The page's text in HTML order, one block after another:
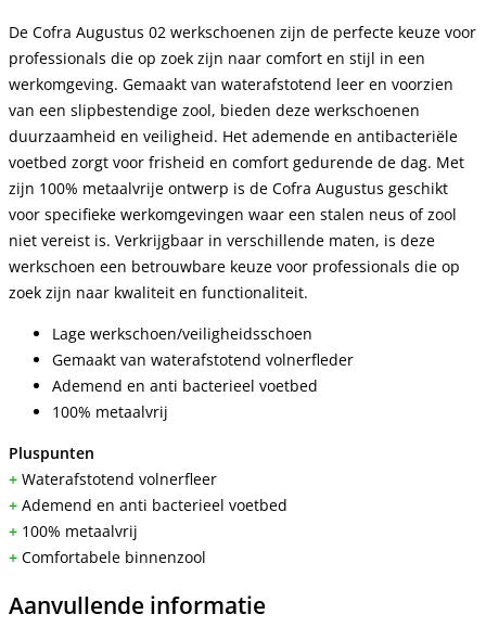
De Cofra Augustus 02 werkschoenen zijn de perfecte keuze voor
professionals die op zoek zijn naar comfort en stijl in een
werkomgeving. Gemaakt van waterafstotend leer en voorzien
van een slipbestendige zool, bieden deze werkschoenen
duurzaamheid en veiligheid. Het ademende en antibacteriële
voetbed zorgt voor frisheid en comfort gedurende de dag. Met
zijn 100% metaalvrije ontwerp is de Cofra Augustus geschikt
voor specifieke werkomgevingen waar een stalen neus of zool
niet vereist is. Verkrijgbaar in verschillende maten, is deze
werkschoen een betrouwbare keuze voor professionals die op
zoek zijn naar kwaliteit en functionaliteit.
Lage werkschoen/veiligheidsschoen
Gemaakt van waterafstotend volnerfleder
Ademend en anti bacterieel voetbed
100% metaalvrij
Pluspunten
+ Waterafstotend volnerfleer
+ Ademend en anti bacterieel voetbed
+ 100% metaalvrij
+ Comfortabele binnenzool
Aanvullende informatie